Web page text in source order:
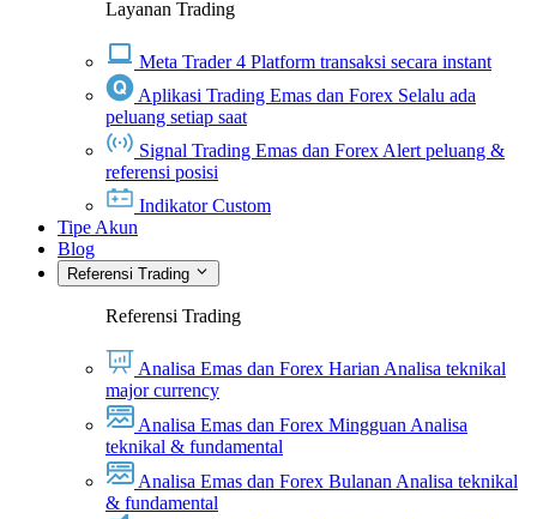
Layanan Trading
Meta Trader 4 Platform transaksi secara instant
Aplikasi Trading Emas dan Forex Selalu ada
peluang setiap saat
Signal Trading Emas dan Forex Alert peluang &
referensi posisi
Indikator Custom
Tipe Akun
Blog
Referensi Trading
Referensi Trading
Analisa Emas dan Forex Harian Analisa teknikal
major currency
Analisa Emas dan Forex Mingguan Analisa
teknikal & fundamental
Analisa Emas dan Forex Bulanan Analisa teknikal
& fundamental